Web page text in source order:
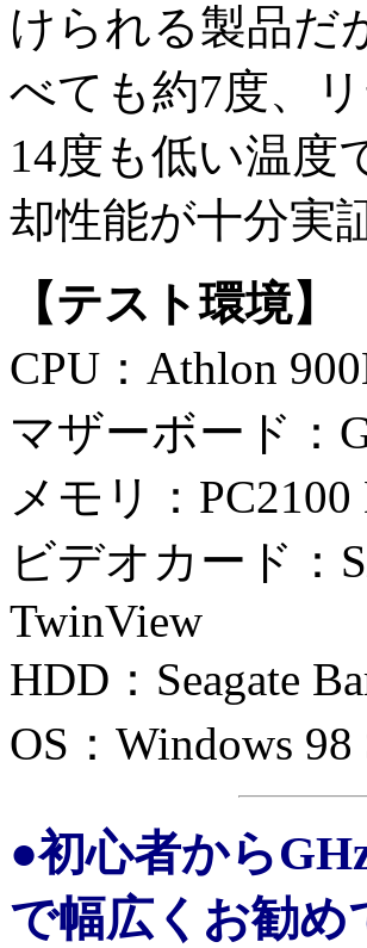
けられる製品だ
べても約7度、
14度も低い温度
却性能が十分実
【テスト環境】
CPU：Athlon
マザーボード：
メモリ：
ビデオカード
TwinView
HDD：Seagate
OS：Windows 98
●初心者から
で幅広くお勧め